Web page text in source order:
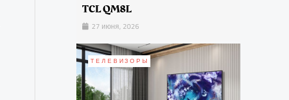
TCL QM8L
27 июня, 2026
ТЕЛЕВИЗОРЫ